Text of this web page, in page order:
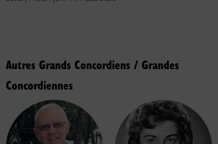
Autres Grands Concordiens / Grandes
Concordiennes